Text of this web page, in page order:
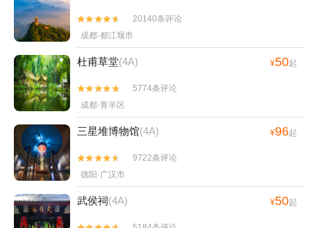


20140条评论
成都·都江堰市
杜甫草堂(4A) ¥50起


5774条评论
成都·青羊区
三星堆博物馆(4A) ¥96起


9722条评论
德阳·广汉市
武侯祠(4A) ¥50起